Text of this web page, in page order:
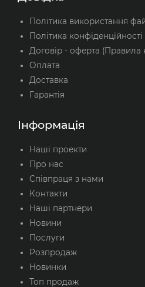
Політика використання
Політика конфіденційності
Договір - оферта (Правила
Оплата
Доставка
Гарантія
Інформація
Наші проекти
Про нас
Співпраця з нами
Контакти
Наші партнери
Новини
Послуги
Розпродаж
Новинки
Топ продаж